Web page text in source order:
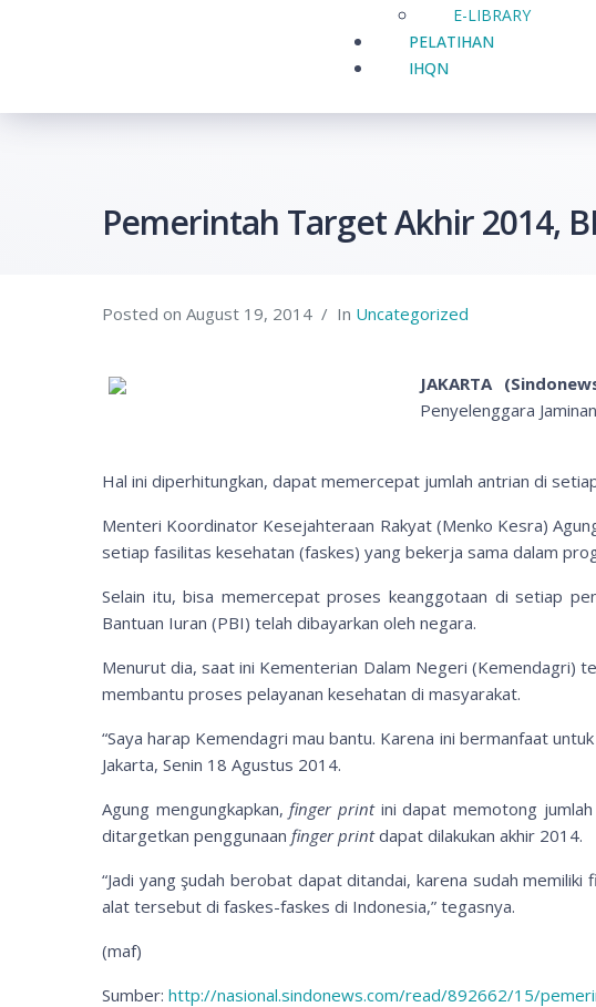
E-LIBRARY
PELATIHAN
IHQN
Pemerintah Target Akhir 2014,
Posted on August 19, 2014 In Uncategorized
JAKARTA
Penyelenggara
Hal ini diperhitungkan, dapat memercepat jumlah antrian di
Menteri Koordinator Kesejahteraan Rakyat (Menko Kesra)
setiap fasilitas kesehatan (faskes) yang bekerja sama dalam
Selain itu, bisa memercepat proses keanggotaan di setiap
Bantuan Iuran (PBI) telah dibayarkan oleh negara.
Menurut dia, saat ini Kementerian Dalam Negeri (Kemendagri)
membantu proses pelayanan kesehatan di masyarakat.
“Saya harap Kemendagri mau bantu. Karena ini bermanfaat
Jakarta, Senin 18 Agustus 2014.
Agung mengungkapkan,finger printini dapat memotong jumlah
ditargetkan penggunaan finger printdapat dilakukan akhir 2014.
“Jadi yang şudah berobat dapat ditandai, karena sudah
alat tersebut di faskes-faskes di Indonesia,” tegasnya.
(maf)
Sumber: http://nasional.sindonews.com/read/892662/15/